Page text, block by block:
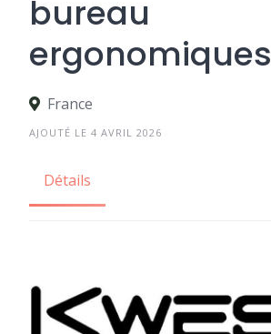
bureau
ergonomiques
France
AJOUTÉ LE 4 AVRIL 2026
Détails